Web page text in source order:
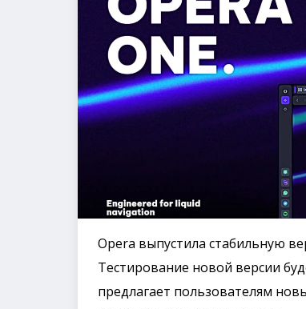
Opera выпустила стабильную
Тестирование новой версии
предлагает пользователям